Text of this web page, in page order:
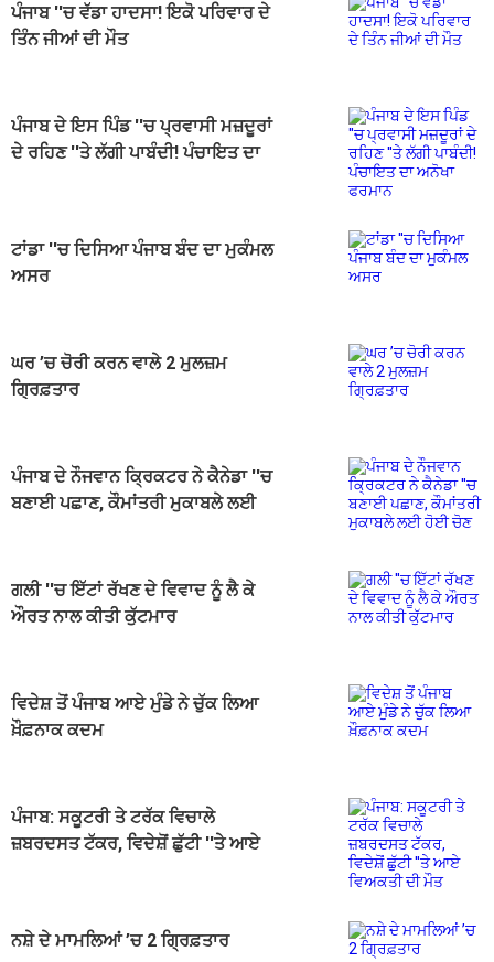
ਪੰਜਾਬ ''ਚ ਵੱਡਾ ਹਾਦਸਾ! ਇਕੋ ਪਰਿਵਾਰ ਦੇ
ਤਿੰਨ ਜੀਆਂ ਦੀ ਮੌਤ
ਪੰਜਾਬ ਦੇ ਇਸ ਪਿੰਡ ''ਚ ਪ੍ਰਵਾਸੀ ਮਜ਼ਦੂਰਾਂ
ਦੇ ਰਹਿਣ ''ਤੇ ਲੱਗੀ ਪਾਬੰਦੀ! ਪੰਚਾਇਤ ਦਾ
ਟਾਂਡਾ ''ਚ ਦਿਸਿਆ ਪੰਜਾਬ ਬੰਦ ਦਾ ਮੁਕੰਮਲ
ਅਸਰ
ਘਰ ’ਚ ਚੋਰੀ ਕਰਨ ਵਾਲੇ 2 ਮੁਲਜ਼ਮ
ਗ੍ਰਿਫ਼ਤਾਰ
ਪੰਜਾਬ ਦੇ ਨੌਜਵਾਨ ਕ੍ਰਿਕਟਰ ਨੇ ਕੈਨੇਡਾ ''ਚ
ਬਣਾਈ ਪਛਾਣ, ਕੌਮਾਂਤਰੀ ਮੁਕਾਬਲੇ ਲਈ
ਗਲੀ ''ਚ ਇੱਟਾਂ ਰੱਖਣ ਦੇ ਵਿਵਾਦ ਨੂੰ ਲੈ ਕੇ
ਔਰਤ ਨਾਲ ਕੀਤੀ ਕੁੱਟਮਾਰ
ਵਿਦੇਸ਼ ਤੋਂ ਪੰਜਾਬ ਆਏ ਮੁੰਡੇ ਨੇ ਚੁੱਕ ਲਿਆ
ਖ਼ੌਫ਼ਨਾਕ ਕਦਮ
ਪੰਜਾਬ: ਸਕੂਟਰੀ ਤੇ ਟਰੱਕ ਵਿਚਾਲੇ
ਜ਼ਬਰਦਸਤ ਟੱਕਰ, ਵਿਦੇਸ਼ੋਂ ਛੁੱਟੀ ''ਤੇ ਆਏ
ਨਸ਼ੇ ਦੇ ਮਾਮਲਿਆਂ ’ਚ 2 ਗ੍ਰਿਫ਼ਤਾਰ